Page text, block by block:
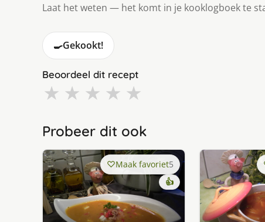
Laat het weten — het komt in je kooklogboek te
🍳Gekookt!
Beoordeel dit recept
★ ★ ★ ★ ★
Probeer dit ook
Maak favoriet5
👍